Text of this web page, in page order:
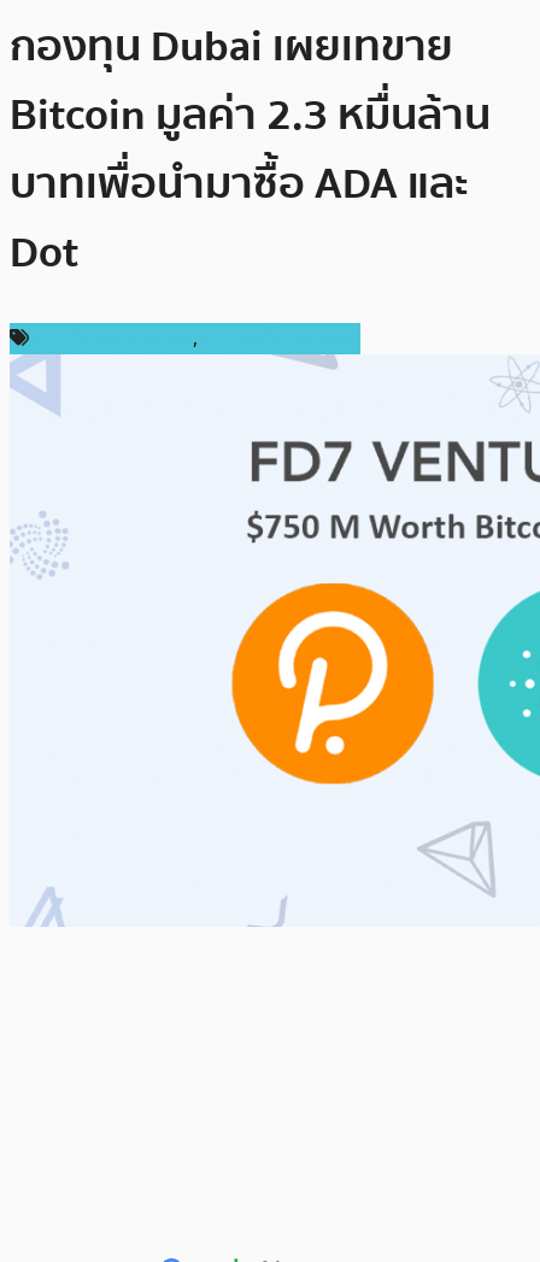
กองทุน Dubai เผยเทขาย
Bitcoin มูลค่า 2.3 หมื่นล้าน
บาทเพื่อนำมาซื้อ ADA และ
Dot
,